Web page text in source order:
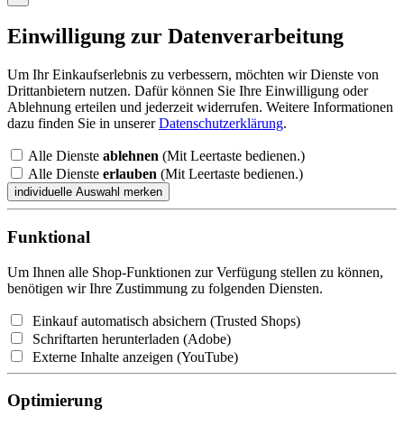
Einwilligung zur Datenverarbeitung
Um Ihr Einkaufserlebnis zu verbessern, möchten wir Dienste von
Drittanbietern nutzen. Dafür können Sie Ihre Einwilligung oder
Ablehnung erteilen und jederzeit widerrufen. Weitere Informationen
dazu finden Sie in unsererDatenschutzerklärung.
Alle Dienste ablehnen (Mit Leertaste bedienen.)
Alle Dienste erlauben (Mit Leertaste bedienen.)
Funktional
Um Ihnen alle Shop-Funktionen zur Verfügung stellen zu können,
benötigen wir Ihre Zustimmung zu folgenden Diensten.
Einkauf automatisch absichern (Trusted Shops)
Schriftarten herunterladen (Adobe)
Externe Inhalte anzeigen (YouTube)
Optimierung